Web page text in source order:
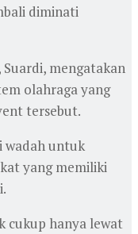
diminati
mengatakan
olahraga yang
tersebut.
wadah untuk
yang memiliki
cukup hanya lewat